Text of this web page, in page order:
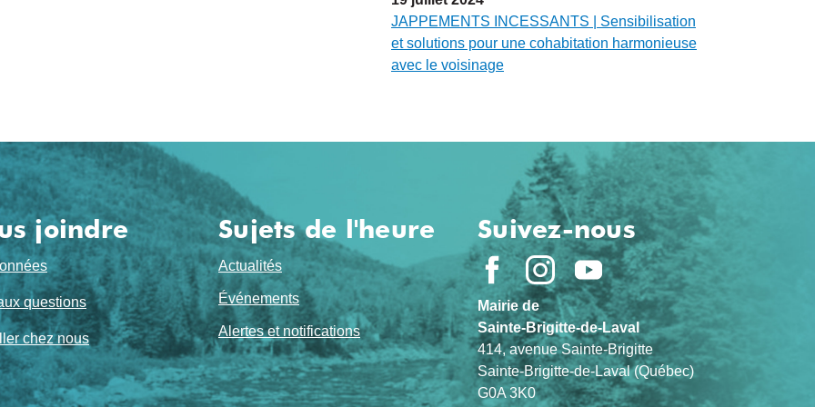
JAPPEMENTS INCESSANTS | Sensibilisation
et solutions pour une cohabitation harmonieuse
avec le voisinage
joindre
questions
chez nous
Sujets de l'heure
Actualités
Événements
Alertes et notifications
Suivez-nous
Mairie de
Sainte-Brigitte-de-Laval
414, avenue Sainte-Brigitte
Sainte-Brigitte-de-Laval (Québec)
G0A 3K0